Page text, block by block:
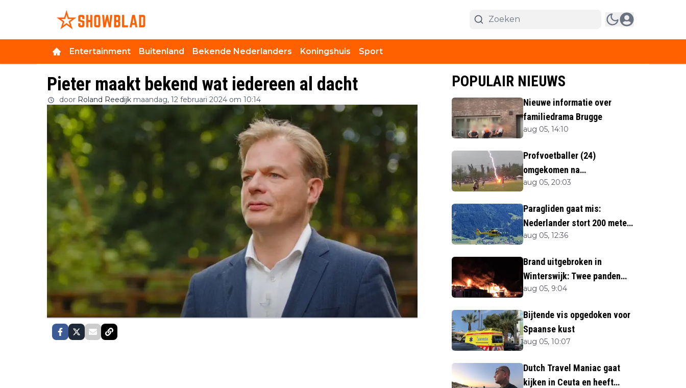
Entertainment Buitenland Bekende Nederlanders Koningshuis Sport
Pieter maakt bekend wat iedereen al dacht
door Roland Reedijk maandag, 12 februari 2024 om 10:14
POPULAIR NIEUWS
Nieuwe informatie over
familiedrama Brugge
aug 05, 14:10
Profvoetballer (24)
omgekomen na
blikseminslag tijdens
aug 05, 20:03
Paragliden gaat mis:
Nederlander stort 200 meter
naar beneden
aug 05, 12:36
Brand uitgebroken in
Winterswijk: Twee panden
verloren
aug 05, 9:04
Bijtende vis opgedoken voor
Spaanse kust
aug 05, 10:07
Dutch Travel Maniac gaat
kijken in Ceuta en heeft